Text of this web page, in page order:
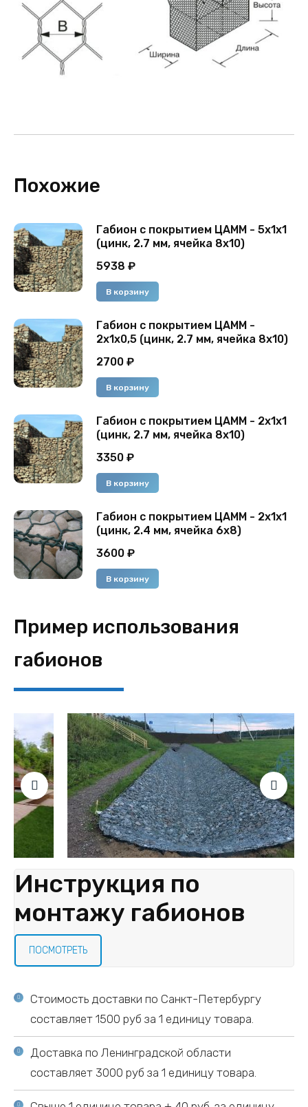
Похожие
Габион с покрытием ЦАММ - 5x1x1
(цинк, 2.7 мм, ячейка 8x10)
5938 ₽
В корзину
Габион с покрытием ЦАММ -
2х1х0,5 (цинк, 2.7 мм, ячейка 8x10)
2700 ₽
В корзину
Габион с покрытием ЦАММ - 2х1х1
(цинк, 2.7 мм, ячейка 8x10)
3350 ₽
В корзину
Габион с покрытием ЦАММ - 2х1х1
(цинк, 2.4 мм, ячейка 6х8)
3600 ₽
В корзину
Пример использования
габионов
Инструкция по
монтажу габионов
ПОСМОТРЕТЬ
Стоимость доставки по Санкт-Петербургу
составляет 1500 руб за 1 единицу товара.
Доставка по Ленинградской области
составляет 3000 руб за 1 единицу товара.